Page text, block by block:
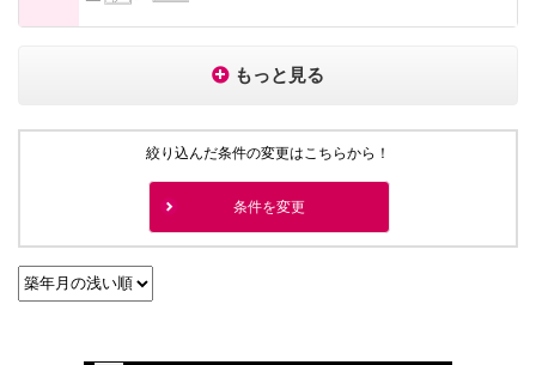
もっと見る
絞り込んだ条件の変更はこちらから！
条件を変更